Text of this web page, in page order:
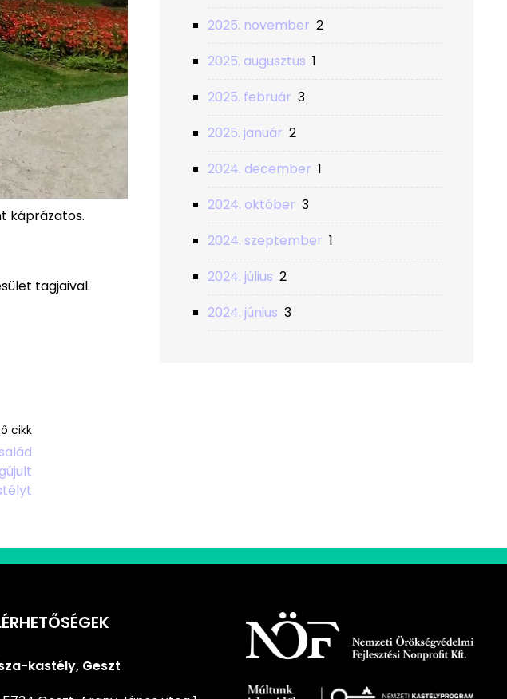
káprázatos.
tagjaival.
cikk
2025. november 2
2025. augusztus 1
2025. február 3
2025. január 2
2024. december 1
2024. október 3
2024. szeptember 1
2024. július 2
2024. június 3
kastély, Geszt